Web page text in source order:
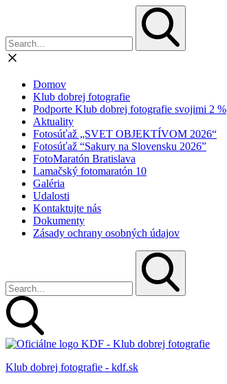
Domov
Klub dobrej fotografie
Podporte Klub dobrej fotografie svojimi 2 %
Aktuality
Fotosúťaž „SVET OBJEKTÍVOM 2026“
Fotosúťaž “Sakury na Slovensku 2026”
FotoMaratón Bratislava
Lamačský fotomaratón 10
Galéria
Udalosti
Kontaktujte nás
Dokumenty
Zásady ochrany osobných údajov
Klub dobrej fotografie - kdf.sk